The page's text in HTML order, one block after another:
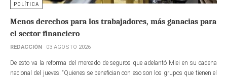
POLÍTICA
Menos derechos para los trabajadores, más ganacias para
el sector financiero
REDACCIÓN 03 AGOSTO 2026
De esto va la reforma del mercado de seguros que adelantó Miei en su cadena
nacional del jueves. “Quienes se benefician con eso son los grupos que tienen el